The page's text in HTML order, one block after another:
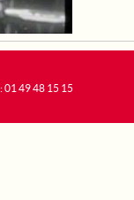
01 49 48 15 15